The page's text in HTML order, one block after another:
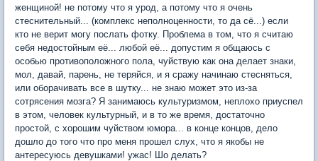
женщиной! не потому что я урод, а потому что я очень
стеснительный... (комплекс неполноценности, то да сё...) если
кто не верит могу послать фотку. Проблема в том, что я считаю
себя недостойным её... любой её... допустим я общаюсь с
особью противоположного пола, чуйствую как она делает знаки,
мол, давай, парень, не теряйся, и я сражу начинаю стесняться,
или оборачивать все в шутку... не знаю может это из-за
сотрясения мозга? Я занимаюсь культуризмом, неплохо приуспел
в этом, человек культурный, и в то же время, достаточно
простой, с хорошим чуйством юмора... в конце концов, дело
дошло до того что про меня прошел слух, что я якобы не
антересуюсь девушками! ужас! Шо делать?